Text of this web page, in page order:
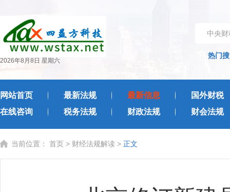
2026年8月8日 星期六
中央
热门
网站首页 最新法规 最新信息
国外财税
在线咨询
税务法规 财政法规 财会法规
当前位置： 首页 > 财经法规解读 > 正文